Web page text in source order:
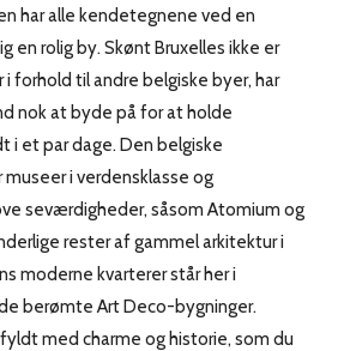
har alle kendetegnene ved en
en rolig by. Skønt Bruxelles ikke er
forhold til andre belgiske byer, har
nok at byde på for at holde
i et par dage. Den belgiske
i verdensklasse og
seværdigheder, såsom Atomium og
rester af gammel arkitektur i
moderne kvarterer står her i
berømte Art Deco-bygninger.
med charme og historie, som du